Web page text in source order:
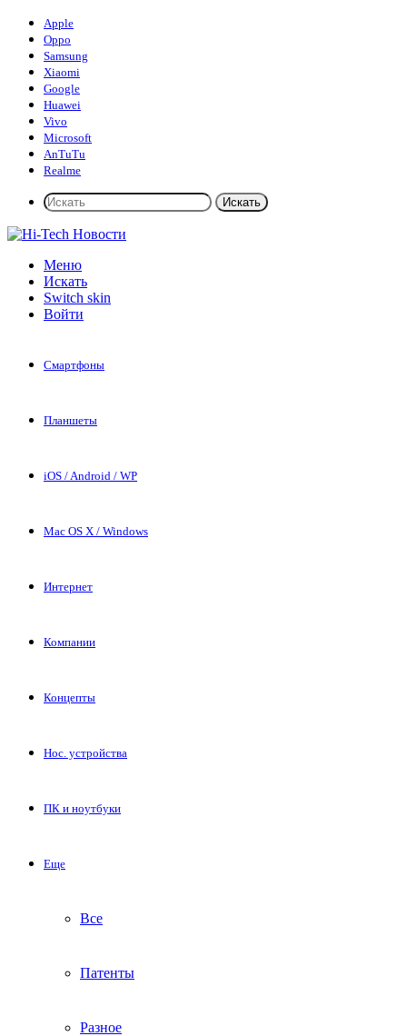
Apple
Oppo
Samsung
Xiaomi
Google
Huawei
Vivo
Microsoft
AnTuTu
Realme
Искать
Меню
Искать
Switch skin
Войти
Смартфоны
Планшеты
iOS / Android / WP
Mac OS X / Windows
Интернет
Компании
Концепты
Нос. устройства
ПК и ноутбуки
Еще
Все
Патенты
Разное